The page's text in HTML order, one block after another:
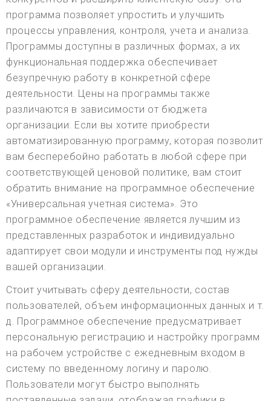
программа позволяет упростить и улучшить
процессы управления, контроля, учета и анализа.
Программы доступны в различных формах, а их
функциональная поддержка обеспечивает
безупречную работу в конкретной сфере
деятельности. Цены на программы также
различаются в зависимости от бюджета
организации. Если вы хотите приобрести
автоматизированную программу, которая позволит
вам бесперебойно работать в любой сфере при
соответствующей ценовой политике, вам стоит
обратить внимание на программное обеспечение
«Универсальная учетная система». Это
программное обеспечение является лучшим из
представленных разработок и индивидуально
адаптирует свои модули и инструменты под нужды
вашей организации.
Стоит учитывать сферу деятельности, состав
пользователей, объем информационных данных и т.
д. Программное обеспечение предусматривает
персональную регистрацию и настройку программ
на рабочем устройстве с ежедневным входом в
систему по введенному логину и паролю.
Пользователи могут быстро выполнять